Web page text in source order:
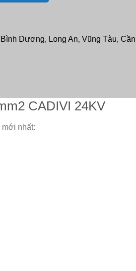
Dương, Long An, Vũng Tàu,
CADIVI 24KV
mới nhất: